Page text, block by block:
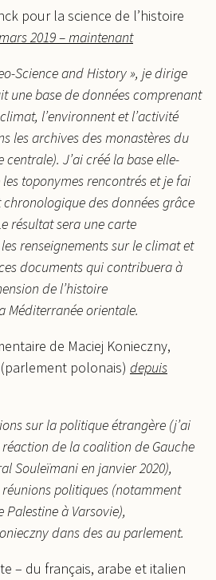
pour la science de l’histoire
2019 – maintenant
Science and History », je dirige
une base de données comprenant
l’environnent et l’activité
les archives des monastères du
J’ai créé la base elle-
toponymes rencontrés et je fai
des données grâce
résultat sera une carte
renseignements sur le climat et
documents qui contribuera à
de l’histoire
Méditerranée orientale.
de Maciej Konieczny,
polonais) depuis
sur la politique étrangère (j’ai
de la coalition de Gauche
Souleïmani en janvier 2020),
politiques (notamment
Palestine à Varsovie),
dans des au parlement.
– du français, arabe et italien